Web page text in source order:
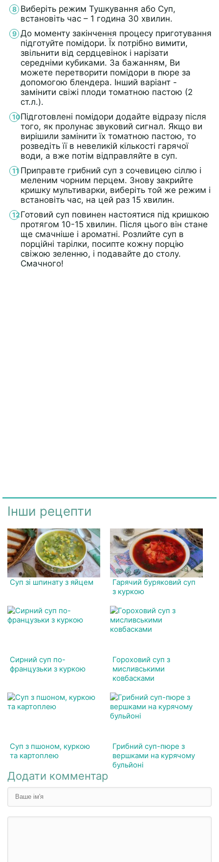
Виберіть режим Тушкування або Суп,
встановіть час – 1 година 30 хвилин.
До моменту закінчення процесу приготування
підготуйте помідори. Їх потрібно вимити,
звільнити від сердцевінок і нарізати
середніми кубиками. За бажанням, Ви
можете перетворити помідори в пюре за
допомогою блендера. Інший варіант -
замінити свіжі плоди томатною пастою (2
ст.л.).
Підготовлені помідори додайте відразу після
того, як пролунає звуковий сигнал. Якщо ви
вирішили замінити їх томатною пастою, то
розведіть її в невеликій кількості гарячої
води, а вже потім відправляйте в суп.
Приправте грибний суп з сочевицею сіллю і
меленим чорним перцем. Знову закрийте
кришку мультиварки, виберіть той же режим і
встановіть час, на цей раз 15 хвилин.
Готовий суп повинен настоятися під кришкою
протягом 10-15 хвилин. Після цього він стане
ще смачніше і ароматні. Розлийте суп в
порційні тарілки, посипте кожну порцію
свіжою зеленню, і подавайте до столу.
Смачного!
Інши рецепти
Суп зі шпинату з яйцем
Гарячий буряковий суп
з куркою
Сирний суп по-
французьки з куркою
Гороховий суп з
мисливськими
ковбасками
Суп з пшоном, куркою
та картоплею
Грибний суп-пюре з
вершками на курячому
бульйоні
Додати комментар